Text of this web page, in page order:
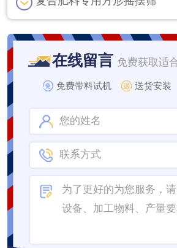
在线留言 免费获取适
免费带料试机 送货安装